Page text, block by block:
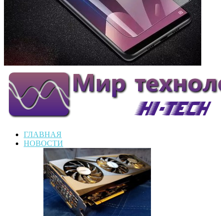
ГЛАВНАЯ
НОВОСТИ